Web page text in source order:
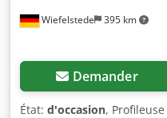
Wiefelstede 395 km
Demander
État: d'occasion,